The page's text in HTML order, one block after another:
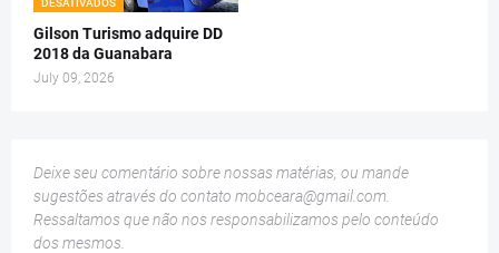
Gilson Turismo adquire DD
2018 da Guanabara
July 09, 2026
Deixe seu comentário sobre nossas matérias, ou mande
sugestões através do contato mobceara@gmail.com
Ressaltamos que não nos responsabilizamos pelo conteúdo
dos mesmos.